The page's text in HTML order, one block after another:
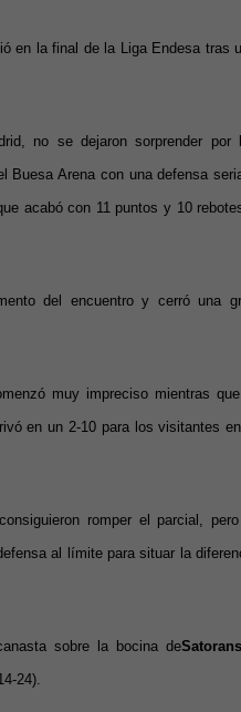
en la final de la Liga Endesa tras
no se dejaron sorprender por
Buesa Arena con una defensa
acabó con 11 puntos y 10
del encuentro y cerró una
muy impreciso mientras que
en un 2-10 para los visitantes
romper el parcial, pero
al límite para situar la
sobre la bocina de
24).